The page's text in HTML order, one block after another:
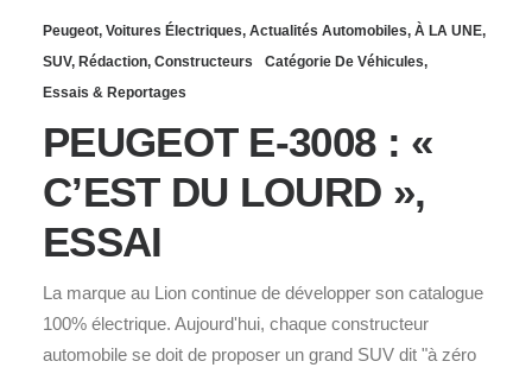
Peugeot, Voitures Électriques, Actualités Automobiles, À LA UNE,
SUV, Rédaction, Constructeurs Catégorie De Véhicules,
Essais & Reportages
PEUGEOT E-3008 : «
C’EST DU LOURD »,
ESSAI
La marque au Lion continue de développer son catalogue
100% électrique. Aujourd'hui, chaque constructeur
automobile se doit de proposer un grand SUV dit "à zéro